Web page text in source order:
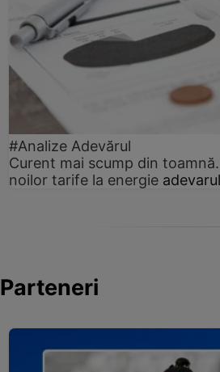
#Analize Adevărul
Curent mai scump din
noilor tarife la energie
Parteneri